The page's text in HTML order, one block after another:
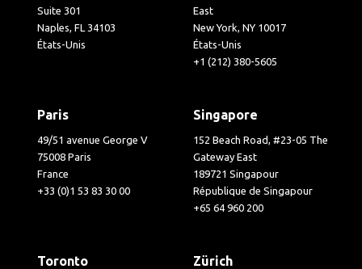
Suite 301
Naples, FL 34103
États-Unis
East
New York, NY 10017
États-Unis
+1 (212) 380-5605
Paris
49/51 avenue George V
75008 Paris
France
+33 (0)1 53 83 30 00
Singapore
152 Beach Road, #23-05 The
Gateway East
189721 Singapour
République de Singapour
+65 64 960 200
Toronto Zürich